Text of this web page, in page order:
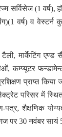
सर्विसेज (1
वर्ष) व वेस्टर्न
मार्केटिंग एण्ड
कम्प्यूटर
प्राप्त
परिसर में
शैक्षणिक
पर 30 नवंबर